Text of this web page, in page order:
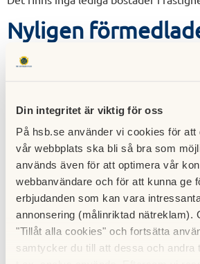
Din integritet är viktig för oss
På hsb.se använder vi cookies för att
vår webbplats ska bli så bra som
används även för att optimera vår
webbanvändare och för att kunna ge
erbjudanden som kan vara
annonsering (målinriktad nätreklam).
"Tillåt alla cookies" och fortsätta
samtycker du till att dessa och andra
Nyligen
lägenheter
Förmedling:
757bosparpoäng
Användning: Tillsvidare
Inflyttning:2025-02-01
Lägenheter i